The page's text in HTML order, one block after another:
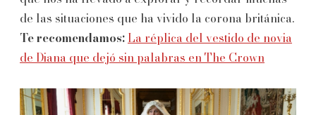
de las situaciones que ha vivido la corona británica.
Te recomendamos: La réplica del vestido de novia
de Diana que dejó sin palabras en The Crown